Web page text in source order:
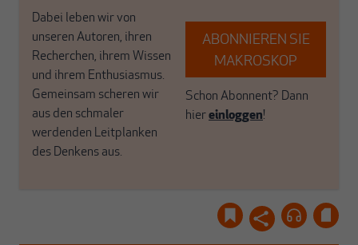
Dabei leben wir von
unseren Autoren, ihren
Recherchen, ihrem Wissen
und ihrem Enthusiasmus.
Gemeinsam scheren wir
aus den schmaler
werdenden Leitplanken
des Denkens aus.
ABONNIEREN SIE
MAKROSKOP
Schon Abonnent? Dann
hiereinloggen!